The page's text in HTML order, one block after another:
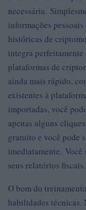
necessária.
informações
históricas de
integra
plataformas de
ainda mais rápido,
existentes à
importadas, você
apenas alguns
gratuito e você pode
imediatamente. Você
seus relatórios fiscais.
O bom do
habilidades técnicas.